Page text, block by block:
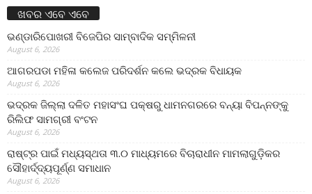
ଖବର ଏବେ ଏବେ
ଭଣ୍ଡାରିପୋଖରୀ ବିଜେପିର ସାମ୍ବାଦିକ ସମ୍ମିଳନୀ
August 6, 2026
ଆଗରପଡା ମହିଳା କଲେଜ ପରିଦର୍ଶନ କଲେ ଭଦ୍ରକ ବିଧାୟକ
August 6, 2026
ଭଦ୍ରକ ଜିଲ୍ଲା ଦଳିତ ମହାସଂଘ ପକ୍ଷରୁ ଧାମନଗରରେ ବନ୍ୟା ବିପନ୍ନଙ୍କୁ
ରିଲିଫ ସାମଗ୍ରୀ ବଂଟନ
August 6, 2026
ରାଷ୍ଟ୍ର ପାଇଁ ମଧ୍ୟସ୍ଥତା ୩.୦ ମାଧ୍ୟମରେ ବିଚାରାଧୀନ ମାମଲାଗୁଡ଼ିକର
ସୌହାର୍ଦ୍ଦ୍ୟପୂର୍ଣ୍ଣ ସମାଧାନ
August 6, 2026